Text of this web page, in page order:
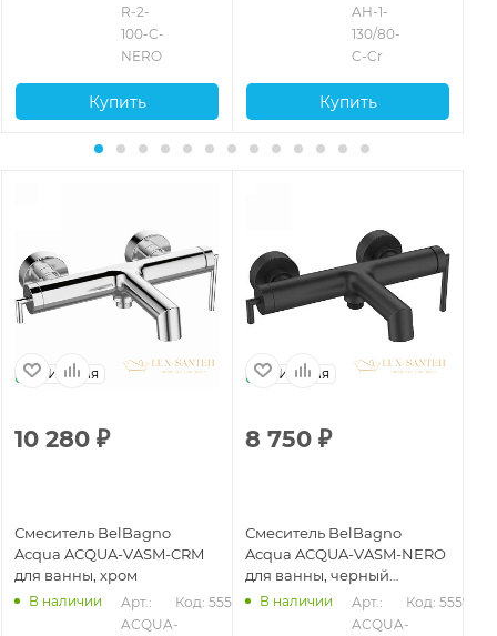
R-2-
100-C-
NERO
Купить
AH-1-
130/80-
C-Cr
Купить
Италия
10 280 ₽
Смеситель BelBagno
Acqua ACQUA-VASM-CRM
для ванны, хром
В наличии
Арт.:
ACQUA-
Код: 55595
Италия
8 750 ₽
Смеситель BelBagno
Acqua ACQUA-VASM-NERO
для ванны, черный
матовый
В наличии
Арт.:
ACQUA-
Код: 55596